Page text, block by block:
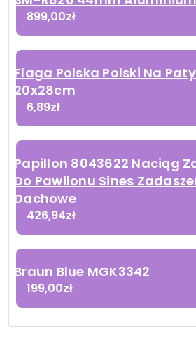
899,00zł
Flaga Polska Polski Na
20x28cm
6,89zł
Papillon 8043622 Naciąg
Do Pawilonu Sines
Dachowe
426,94zł
Braun Blue MGK3342
199,00zł